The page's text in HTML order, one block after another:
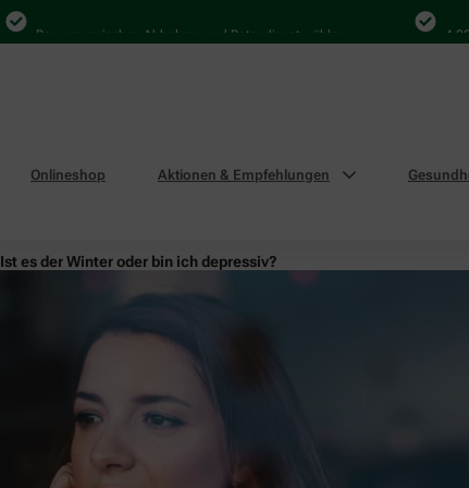
Bequem zwischen Abholung und Botendienst wählen 4.000
Onlineshop Aktionen & Empfehlungen
Ist es der Winter oder bin ich depressiv?